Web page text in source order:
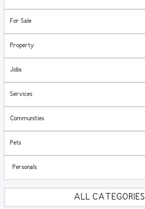
For Sale
Property
Jobs
Services
Communities
Pets
Personals
ALL CATEGORIES